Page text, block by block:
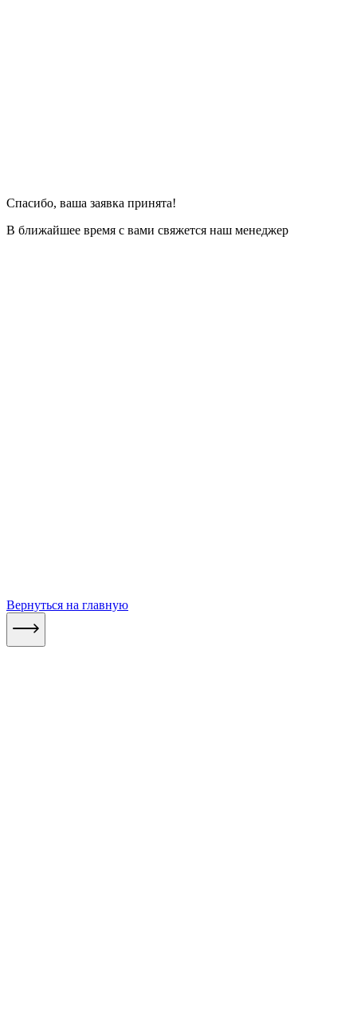
Спасибо, ваша заявка принята!
В ближайшее время с вами свяжется наш менеджер
Вернуться на главную